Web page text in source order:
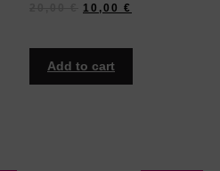
10,00 €
Add to cart